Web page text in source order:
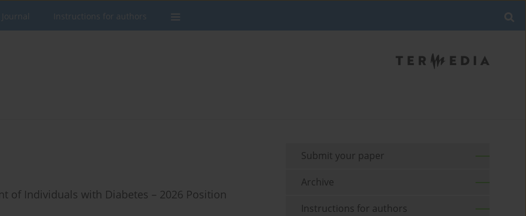
Instructions for authors
of Individuals with Diabetes – 2026 Position
Submit your paper
Archive
Instructions for authors